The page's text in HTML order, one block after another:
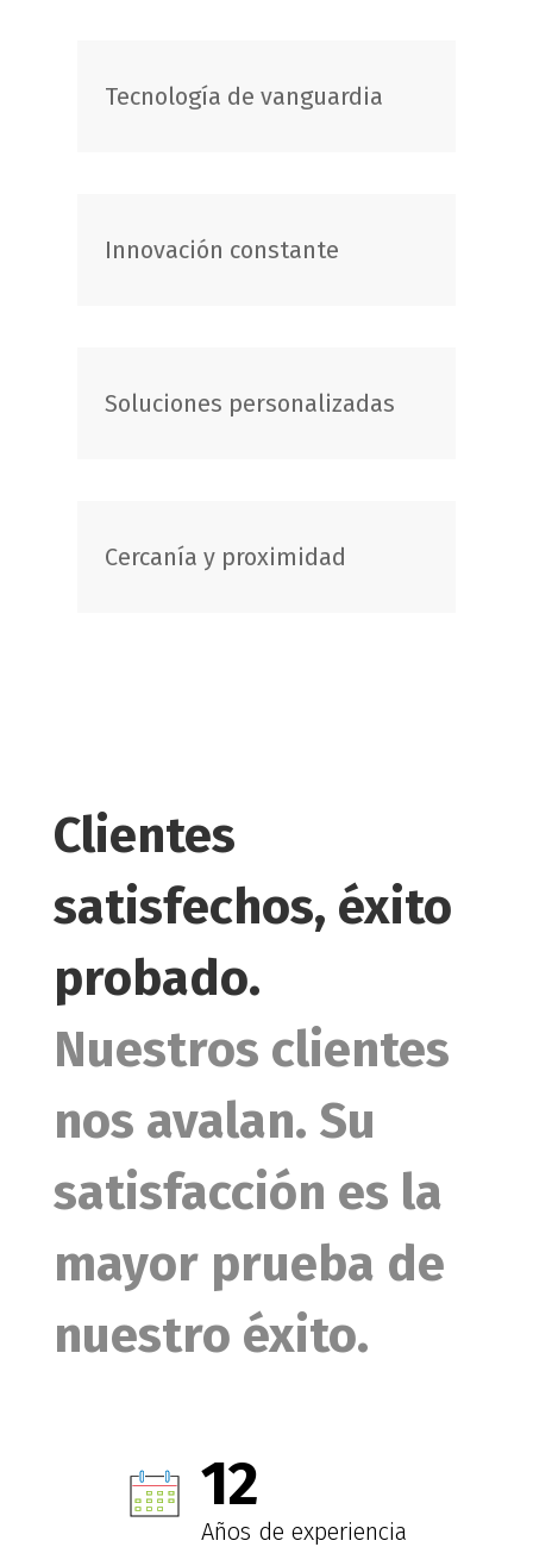
Tecnología de vanguardia
Innovación constante
Soluciones personalizadas
Cercanía y proximidad
Clientes
satisfechos, éxito
probado.
Nuestros clientes
nos avalan. Su
satisfacción es la
mayor prueba de
nuestro éxito.
15
Años de experiencia